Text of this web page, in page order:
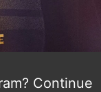
Continue